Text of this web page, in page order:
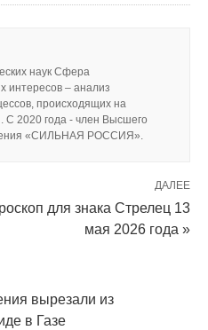
наук Сфера
интересов – анализ
происходящих на
С 2020 года - член Высшего
«СИЛЬНАЯ РОССИЯ».
ДАЛЕЕ
для знака Стрелец 13
мая 2026 года »
вырезали из
в Газе